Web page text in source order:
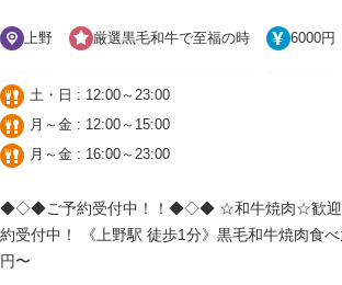
上野 厳選黒毛和牛で至福の時 6000円
土・日 : 12:00～23:00
月～金 : 12:00～15:00
月～金 : 16:00～23:00
◆◇◆ご予約受付中！！◆◇◆ ☆和牛焼肉☆歓迎
約受付中！ 《上野駅 徒歩1分》黒毛和牛焼肉食
円〜